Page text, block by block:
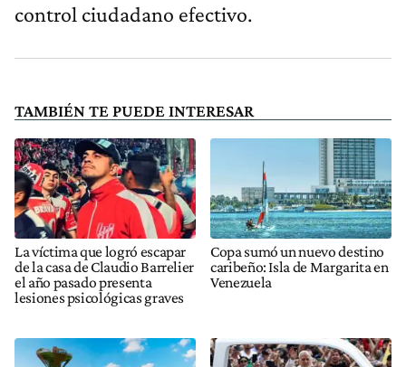
control ciudadano efectivo.
TAMBIÉN TE PUEDE INTERESAR
La víctima que logró escapar
de la casa de Claudio Barrelier
el año pasado presenta
lesiones psicológicas graves
Copa sumó un nuevo destino
caribeño: Isla de Margarita en
Venezuela